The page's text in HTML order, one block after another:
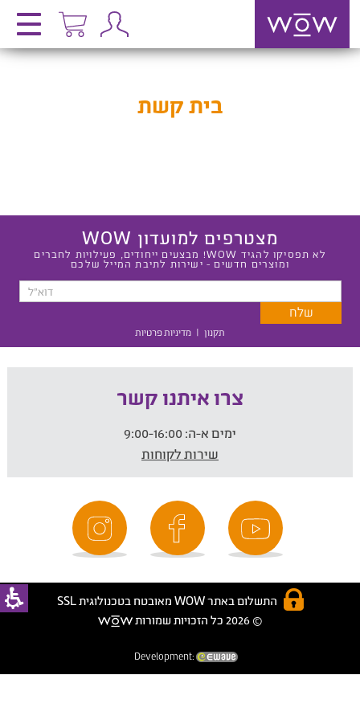
בית קשת
מצטרפים למועדון WOW
לא תפסיקו להגיד WOW! מבצעים ייחודים, פעילויות לחברים
ומוצרים חדשים - ישירות לתיבת המייל שלכם
תקנון | מדיניות פרטיות
צרו איתנו קשר
ימים א-ה:
שירות לקוחות
התשלום באתר WOW מאובטח בטכנולוגית SSL
© 2026 כל הזכויות שמורות
Development: